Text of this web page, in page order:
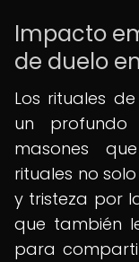
Impacto
de duelo
Los rituales
un
masones
rituales no
y tristeza por
que también
para